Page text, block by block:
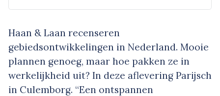
Haan & Laan recenseren
gebiedsontwikkelingen in Nederland. Mooie
plannen genoeg, maar hoe pakken ze in
werkelijkheid uit? In deze aflevering Parijsch
in Culemborg. “Een ontspannen